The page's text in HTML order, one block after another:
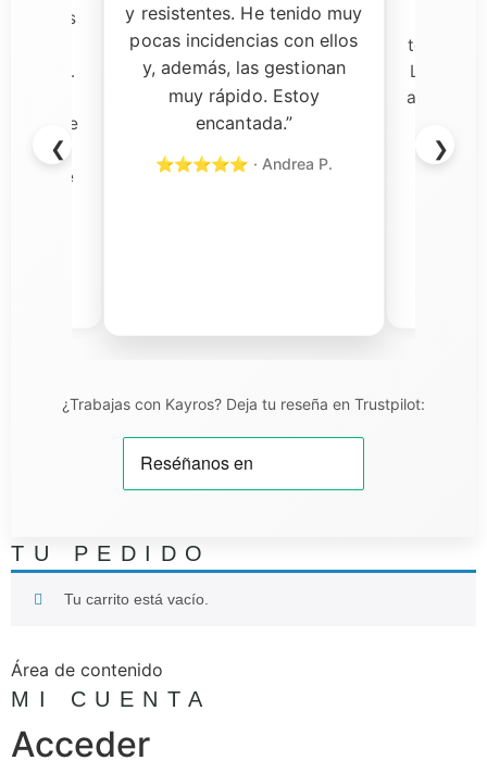
❮
las
calidad.
fue
de
y resistentes. He tenido muy
pocas incidencias con ellos
y, además, las gestionan
muy rápido. Estoy
encantada.”
⭐⭐⭐⭐⭐ · Andrea P.
tomado
Las
❯
¿Trabajas con Kayros? Deja tu reseña en Trustpilot:
TU PEDIDO
Tu carrito está vacío.
Área de contenido
MI CUENTA
Acceder